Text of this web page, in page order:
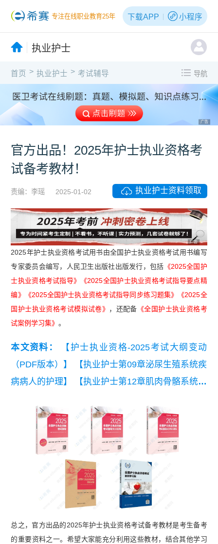
专注在线职业教育25年 下载APP 小程序
执业护士
首页 > 执业护士 > 考试辅导 导航
广告
官方出品！2025年护士执业资格考
试备考教材！
责编：李瑶 2025-01-02 执业护士资料领取
广告
2025年护士执业资格考试用书由全国护士执业资格考试用书编写
专家委员会编写，人民卫生出版社出版发行，包括 《2025全国护
士执业资格考试指导》《2025全国护士执业资格考试指导要点精
编》《2025全国护士执业资格考试指导同步练习题集》《2025全
国护士执业资格考试模拟试卷》 ，还配备 《全国护士执业资格考
试案例学习集》。
本文资料：
【护士执业资格-2025考试大纲变动
（PDF版本）】
【执业护士第09章泌尿生殖系统疾
病病人的护理】
【执业护士第12章肌肉骨骼系统和
液、造血器官及免疫疾病病人的护理】 【执业护士
考前十页纸《基础护理》】 【执业护士考前十页纸
《循环系统》】
【执业护士通关母题及解析200
【执业护士通关母题200道】
【护士延续注册
总之，官方出品的2025年护士执业资格考试备考教材是考生备考
的重要资料之一。希望大家能充分利用这些教材，结合其他学习